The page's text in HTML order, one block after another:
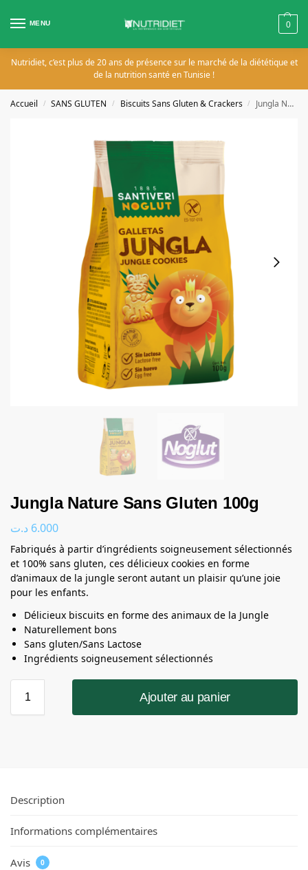
MENU 0
Nutridiet, c’est plus de 20 ans de présence sur le marché de la diététique et
de la nutrition santé en Tunisie !
Accueil / SANS GLUTEN / Biscuits Sans Gluten & Crackers / Jungla Nature Sans Gluten 100g
Jungla Nature Sans Gluten 100g
6.000 د.ت
Fabriqués à partir d’ingrédients soigneusement sélectionnés
et 100% sans gluten, ces délicieux cookies en forme
d’animaux de la jungle seront autant un plaisir qu’une joie
pour les enfants.
Délicieux biscuits en forme des animaux de la Jungle
Naturellement bons
Sans gluten/Sans Lactose
Ingrédients soigneusement sélectionnés
Ajouter au panier
Description
Informations complémentaires
Avis 0